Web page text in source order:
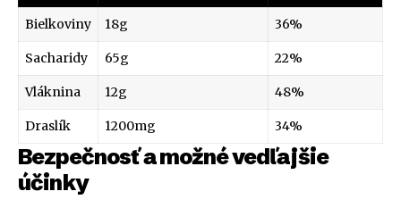
Bielkoviny 18g 36%
Sacharidy 65g 22%
Vláknina 12g 48%
Draslík 1200mg 34%
Bezpečnosť a možné vedľajšie
účinky